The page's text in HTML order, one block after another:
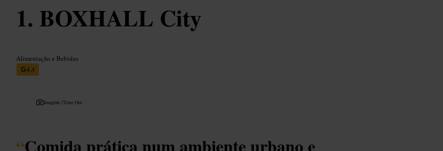
BOXHALL City
Alimentação e Bebidas
4,4
Imagem /Time Out
“Comida prática num ambiente urbano e